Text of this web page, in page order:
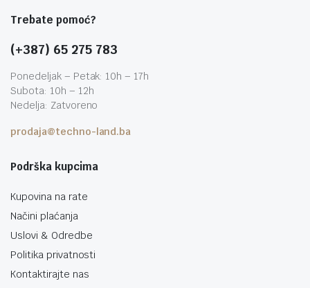
Trebate pomoć?
(+387) 65 275 783
Ponedeljak – Petak: 10h – 17h
Subota: 10h – 12h
Nedelja: Zatvoreno
prodaja@techno-land.ba
Podrška kupcima
Kupovina na rate
Načini plaćanja
Uslovi & Odredbe
Politika privatnosti
Kontaktirajte nas